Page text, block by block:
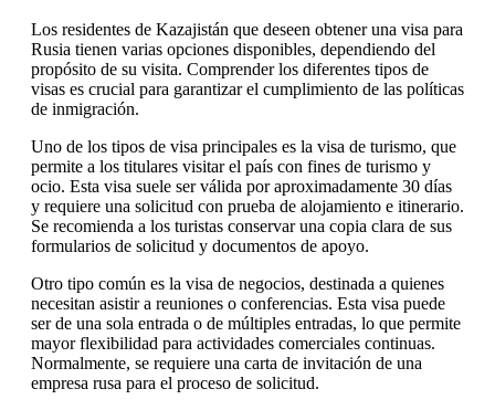
Los residentes de Kazajistán que deseen obtener una visa para
Rusia tienen varias opciones disponibles, dependiendo del
propósito de su visita. Comprender los diferentes tipos de
visas es crucial para garantizar el cumplimiento de las políticas
de inmigración.
Uno de los tipos de visa principales es la visa de turismo, que
permite a los titulares visitar el país con fines de turismo y
ocio. Esta visa suele ser válida por aproximadamente 30 días
y requiere una solicitud con prueba de alojamiento e itinerario.
Se recomienda a los turistas conservar una copia clara de sus
formularios de solicitud y documentos de apoyo.
Otro tipo común es la visa de negocios, destinada a quienes
necesitan asistir a reuniones o conferencias. Esta visa puede
ser de una sola entrada o de múltiples entradas, lo que permite
mayor flexibilidad para actividades comerciales continuas.
Normalmente, se requiere una carta de invitación de una
empresa rusa para el proceso de solicitud.